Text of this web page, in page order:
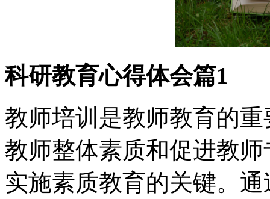
科研教育心得体会篇1
教师培训是教师教育的
教师整体素质和促进教
实施素质教育的关键。